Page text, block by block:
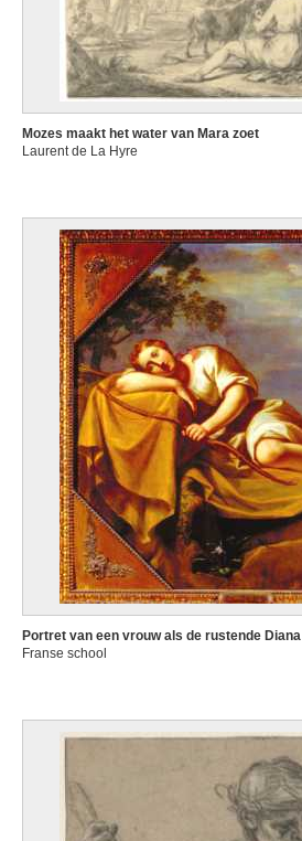
Mozes maakt het water van Mara zoet
Laurent de La Hyre
Portret van een vrouw als de rustende Diana
Franse school